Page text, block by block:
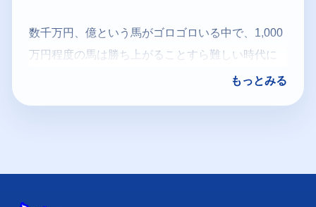
数千万円、億という馬がゴロゴロいる中で、1,000
万円程度の馬は勝ち上がることすら難しい時代に
なっています。そんな中、2022年産馬は勝ち上が
もっとみる